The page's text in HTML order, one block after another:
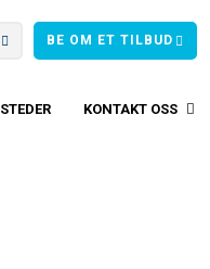
BE OM ET TILBUD
STEDER KONTAKT OSS